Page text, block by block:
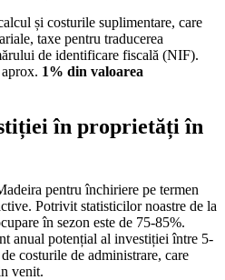
și costurile suplimentare, care
taxe pentru traducerea
de identificare fiscală (NIF).
1% din valoarea
în proprietăți în
pentru închiriere pe termen
Potrivit statisticilor noastre de la
în sezon este de 75-85%.
anual potențial al investiției între 5-
costurile de administrare, care
venit.